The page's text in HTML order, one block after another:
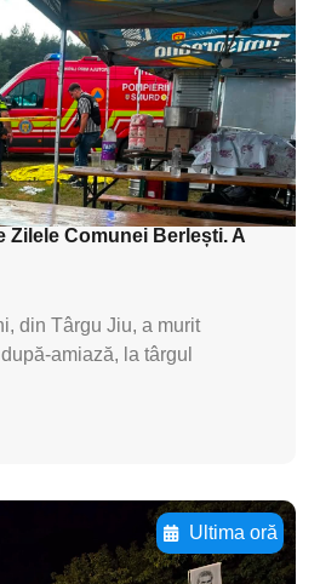
aici
aici
subti
Zilele Comunei Berlești. A
din Târgu Jiu, a murit
amiază, la târgul
Ultima oră
textul pentru